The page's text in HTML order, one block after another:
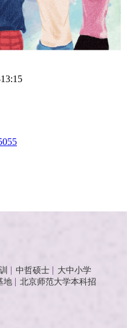
中哲硕士
大中小学
地
北京师范大学本科招